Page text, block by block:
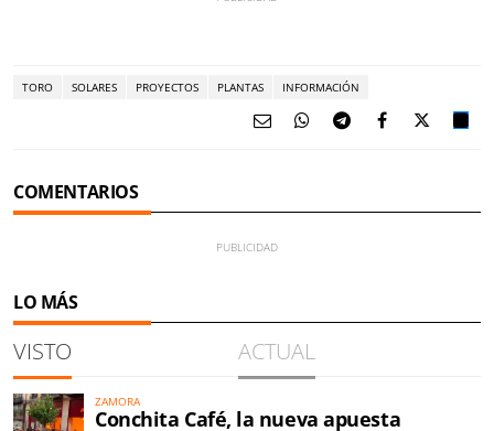
TORO SOLARES PROYECTOS PLANTAS INFORMACIÓN
COMENTARIOS
LO MÁS
VISTO ACTUAL
ZAMORA
Conchita Café, la nueva apuesta